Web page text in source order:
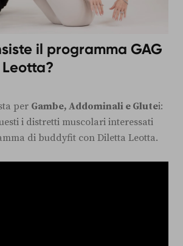
il programma GAG
per Gambe, Addominali e Glutei:
i distretti muscolari interessati
di buddyfit con Diletta Leotta.